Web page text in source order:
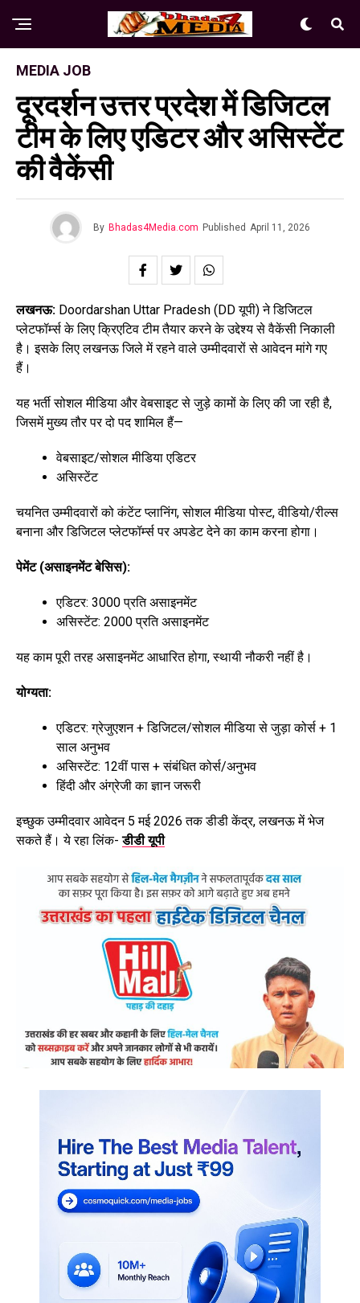
MEDIA JOB
दूरदर्शन उत्तर प्रदेश में डिजिटल
टीम के लिए एडिटर और असिस्टेंट
की वैकेंसी
By Bhadas4Media.com Published April 11, 2026
लखनऊ: Doordarshan Uttar Pradesh (DD यूपी) ने डिजिटल
प्लेटफॉर्म्स के लिए क्रिएटिव टीम तैयार करने के उद्देश्य से वैकेंसी निकाली
है। इसके लिए लखनऊ जिले में रहने वाले उम्मीदवारों से आवेदन मांगे गए
हैं।
यह भर्ती सोशल मीडिया और वेबसाइट से जुड़े कामों के लिए की जा रही है,
जिसमें मुख्य तौर पर दो पद शामिल हैं—
वेबसाइट/सोशल मीडिया एडिटर
असिस्टेंट
चयनित उम्मीदवारों को कंटेंट प्लानिंग, सोशल मीडिया पोस्ट, वीडियो/रील्स
बनाना और डिजिटल प्लेटफॉर्म्स पर अपडेट देने का काम करना होगा।
पेमेंट (असाइनमेंट बेसिस):
एडिटर: ₹3000 प्रति असाइनमेंट
असिस्टेंट: ₹2000 प्रति असाइनमेंट
यह काम पूरी तरह असाइनमेंट आधारित होगा, स्थायी नौकरी नहीं है।
योग्यता:
एडिटर: ग्रेजुएशन + डिजिटल/सोशल मीडिया से जुड़ा कोर्स + 1
साल अनुभव
असिस्टेंट: 12वीं पास + संबंधित कोर्स/अनुभव
हिंदी और अंग्रेजी का ज्ञान जरूरी
इच्छुक उम्मीदवार आवेदन 5 मई 2026 तक डीडी केंद्र, लखनऊ में भेज
सकते हैं। ये रहा लिंक-डीडी यूपी